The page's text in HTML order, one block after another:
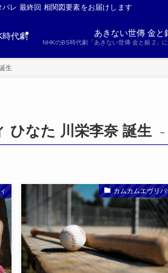
レ 最終回 相関図要素をお届けします
時代劇 あきない世傳 金と
NHKのBS時代劇「あきない世傳 金と銀 2」に
生
ひなた 川栄李奈 誕生 –
カムカムエヴリ